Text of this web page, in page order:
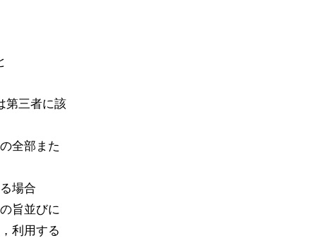
第三者に該
全部また
場合
旨並びに
利用する